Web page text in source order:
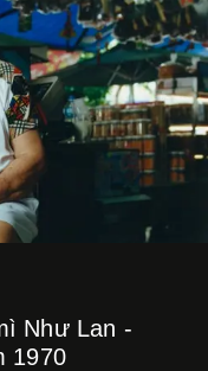
Như Lan -
1970